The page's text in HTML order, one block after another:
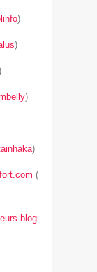
)
)
)
)
(